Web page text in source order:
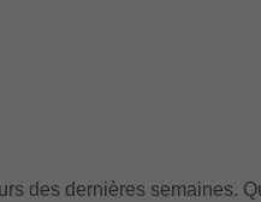
des dernières semaines.